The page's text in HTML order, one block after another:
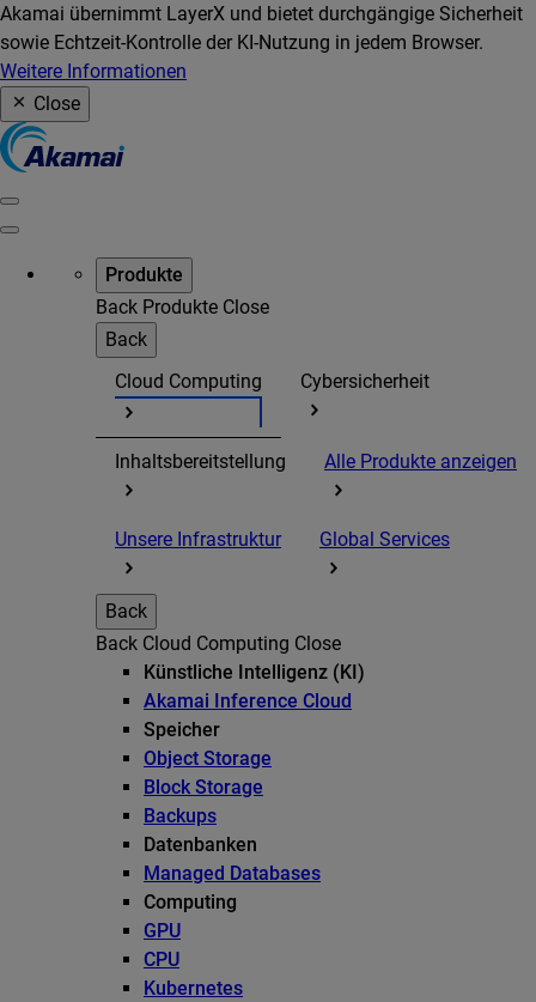
Akamai übernimmt LayerX und bietet durchgängige Sicherheit
sowie Echtzeit-Kontrolle der KI-Nutzung in jedem Browser.
Weitere Informationen
Close
Produkte
Back Produkte Close
Back
Cloud Computing
Cybersicherheit
Inhaltsbereitstellung Alle Produkte anzeigen
Unsere Infrastruktur Global Services
Back
Back Cloud Computing Close
Künstliche Intelligenz (KI)
Akamai Inference Cloud
Speicher
Object Storage
Block Storage
Backups
Datenbanken
Managed Databases
Computing
GPU
CPU
Kubernetes